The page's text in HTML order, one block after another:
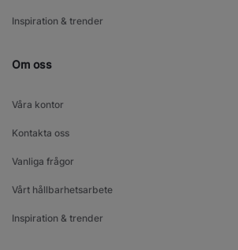
Inspiration & trender
Om oss
Våra kontor
Kontakta oss
Vanliga frågor
Vårt hållbarhetsarbete
Inspiration & trender